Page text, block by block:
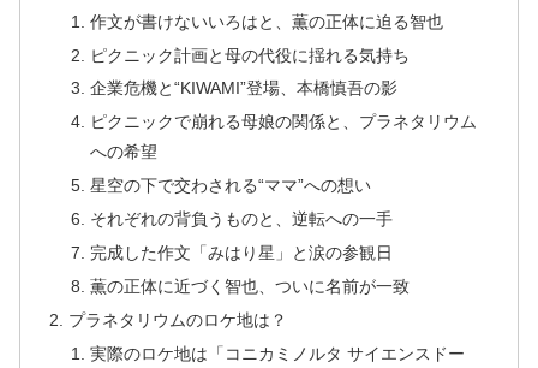
作文が書けないいろはと、薫の正体に迫る智也
ピクニック計画と母の代役に揺れる気持ち
企業危機と“KIWAMI”登場、本橋慎吾の影
ピクニックで崩れる母娘の関係と、プラネタリウム
への希望
星空の下で交わされる“ママ”への想い
それぞれの背負うものと、逆転への一手
完成した作文「みはり星」と涙の参観日
薫の正体に近づく智也、ついに名前が一致
プラネタリウムのロケ地は？
実際のロケ地は「コニカミノルタ サイエンスドー